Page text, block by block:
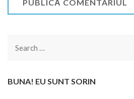
Search
BUNA! EU SUNT SORIN